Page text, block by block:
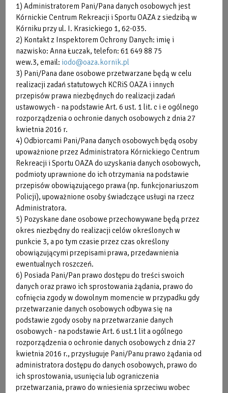
1) Administratorem Pani/Pana danych osobowych jest
Kórnickie Centrum Rekreacji i Sportu OAZA z siedzibą w
Kórniku przy ul. I. Krasickiego 1, 62-035.
2) Kontakt z Inspektorem Ochrony Danych: imię i
nazwisko: Anna Łuczak, telefon: 61 649 88 75
wew.3, email: iodo@oaza.kornik.pl
3) Pani/Pana dane osobowe przetwarzane będą w celu
realizacji zadań statutowych KCRiS OAZA i innych
przepisów prawa niezbędnych do realizacji zadań
ustawowych - na podstawie Art. 6 ust. 1 lit. c i e ogólnego
rozporządzenia o ochronie danych osobowych z dnia 27
kwietnia 2016 r.
4) Odbiorcami Pani/Pana danych osobowych będą osoby
upoważnione przez Administratora Kórnickiego Centrum
Rekreacji i Sportu OAZA do uzyskania danych osobowych,
podmioty uprawnione do ich otrzymania na podstawie
przepisów obowiązującego prawa (np. funkcjonariuszom
Policji), upoważnione osoby świadczące usługi na rzecz
Administratora.
5) Pozyskane dane osobowe przechowywane będą przez
okres niezbędny do realizacji celów określonych w
punkcie 3, a po tym czasie przez czas określony
obowiązującymi przepisami prawa, przedawnienia
ewentualnych roszczeń.
6) Posiada Pani/Pan prawo dostępu do treści swoich
danych oraz prawo ich sprostowania żądania, prawo do
cofnięcia zgody w dowolnym momencie w przypadku gdy
przetwarzanie danych osobowych odbywa się na
podstawie zgody osoby na przetwarzanie danych
osobowych - na podstawie Art. 6 ust.1 lit a ogólnego
rozporządzenia o ochronie danych osobowych z dnia 27
kwietnia 2016 r., przysługuje Pani/Panu prawo żądania od
administratora dostępu do danych osobowych, prawo do
ich sprostowania, usunięcia lub ograniczenia
przetwarzania, prawo do wniesienia sprzeciwu wobec